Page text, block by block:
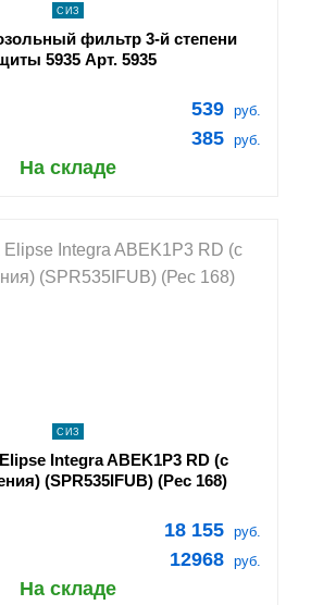
СИЗ
фильтр 3-й степени
5935 Арт. 5935
539 руб.
385 руб.
На складе
В КОРЗИНУ
СИЗ
Integra ABEK1P3 RD (с
(SPR535IFUB) (Рес 168)
18 155 руб.
12968 руб.
На складе